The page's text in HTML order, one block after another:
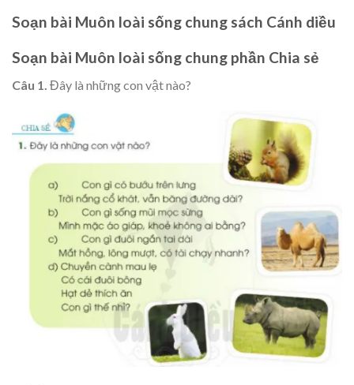
Soạn bài Muôn loài sống chung sách Cánh diều
Soạn bài Muôn loài sống chung phần Chia sẻ
Câu 1. Đây là những con vật nào?